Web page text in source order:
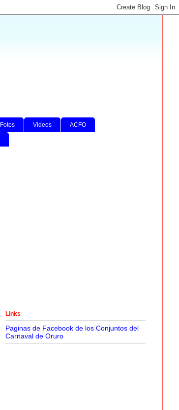
Fotos Videos ACFO
Links
Paginas de Facebook de los Conjuntos del
Carnaval de Oruro